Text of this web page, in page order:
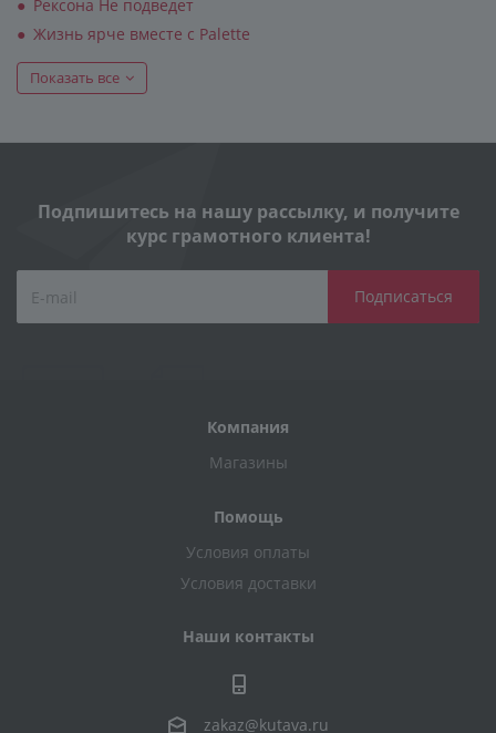
Рексона Не подведет
Жизнь ярче вместе с Palette
Показать все
Подпишитесь на нашу рассылку, и получите
курс грамотного клиента!
Компания
Магазины
Помощь
Условия оплаты
Условия доставки
Наши контакты
zakaz@kutava.ru